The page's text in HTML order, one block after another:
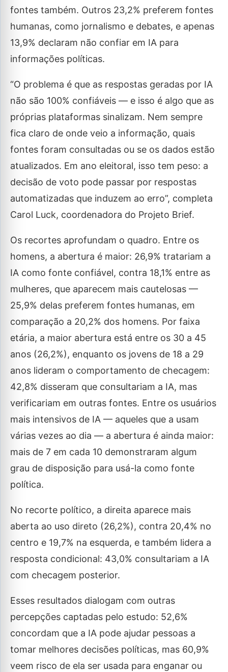
fontes também. Outros 23,2% preferem fontes
humanas, como jornalismo e debates, e apenas
13,9% declaram não confiar em IA para
informações políticas.
“O problema é que as respostas geradas por IA
não são 100% confiáveis — e isso é algo que as
próprias plataformas sinalizam. Nem sempre
fica claro de onde veio a informação, quais
fontes foram consultadas ou se os dados estão
atualizados. Em ano eleitoral, isso tem peso: a
decisão de voto pode passar por respostas
automatizadas que induzem ao erro”, completa
Carol Luck, coordenadora do Projeto Brief.
Os recortes aprofundam o quadro. Entre os
homens, a abertura é maior: 26,9% tratariam a
IA como fonte confiável, contra 18,1% entre as
mulheres, que aparecem mais cautelosas —
25,9% delas preferem fontes humanas, em
comparação a 20,2% dos homens. Por faixa
etária, a maior abertura está entre os 30 a 45
anos (26,2%), enquanto os jovens de 18 a 29
anos lideram o comportamento de checagem:
42,8% disseram que consultariam a IA, mas
verificariam em outras fontes. Entre os usuários
mais intensivos de IA — aqueles que a usam
várias vezes ao dia — a abertura é ainda maior:
mais de 7 em cada 10 demonstraram algum
grau de disposição para usá-la como fonte
política.
No recorte político, a direita aparece mais
aberta ao uso direto (26,2%), contra 20,4% no
centro e 19,7% na esquerda, e também lidera a
resposta condicional: 43,0% consultariam a IA
com checagem posterior.
Esses resultados dialogam com outras
percepções captadas pelo estudo: 52,6%
concordam que a IA pode ajudar pessoas a
tomar melhores decisões políticas, mas 60,9%
veem risco de ela ser usada para enganar ou